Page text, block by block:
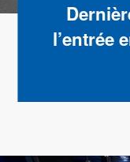
l’entrée